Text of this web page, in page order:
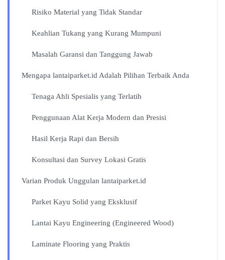
Risiko Material yang Tidak Standar
Keahlian Tukang yang Kurang Mumpuni
Masalah Garansi dan Tanggung Jawab
Mengapa lantaiparket.id Adalah Pilihan Terbaik Anda
Tenaga Ahli Spesialis yang Terlatih
Penggunaan Alat Kerja Modern dan Presisi
Hasil Kerja Rapi dan Bersih
Konsultasi dan Survey Lokasi Gratis
Varian Produk Unggulan lantaiparket.id
Parket Kayu Solid yang Eksklusif
Lantai Kayu Engineering (Engineered Wood)
Laminate Flooring yang Praktis